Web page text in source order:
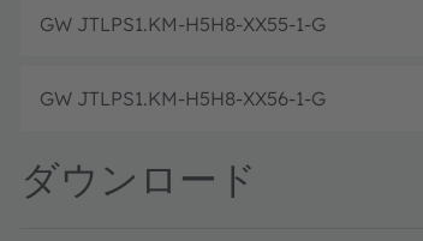
GW JTLPS1.KM-H5H8-XX55-1-G
GW JTLPS1.KM-H5H8-XX56-1-G
ダウンロード